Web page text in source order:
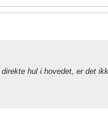
hul i hovedet, er det